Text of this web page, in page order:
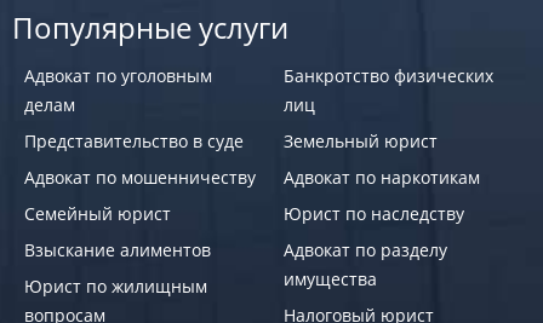
Популярные услуги
Адвокат по уголовным
делам
Представительство в суде
Адвокат по мошенничеству
Семейный юрист
Взыскание алиментов
Юрист по жилищным
вопросам
Банкротство физических
лиц
Земельный юрист
Адвокат по наркотикам
Юрист по наследству
Адвокат по разделу
имущества
Налоговый юрист